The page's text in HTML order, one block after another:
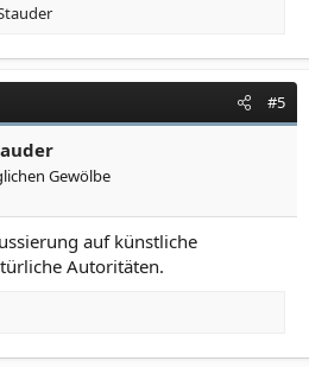
#5
Gewölbe
auf künstliche
Autoritäten.